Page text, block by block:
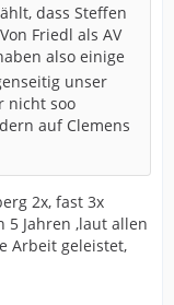
dass Steffen
Friedl als AV
also einige
unser
nicht soo
auf Clemens
2x, fast 3x
Jahren ,laut allen
Arbeit geleistet,